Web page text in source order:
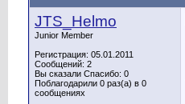
JTS_Helmo
Junior Member
Регистрация: 05.01.2011
Сообщений: 2
Вы сказали Спасибо: 0
Поблагодарили 0 раз(а) в 0
сообщениях